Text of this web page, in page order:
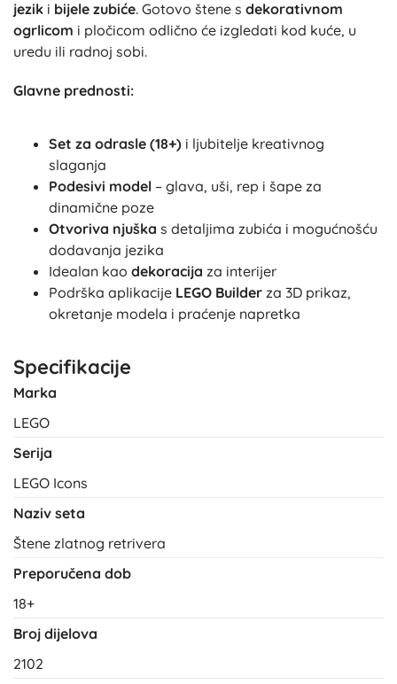
jezik i bijele zubiće. Gotovo štene s dekorativnom
ogrlicom i pločicom odlično će izgledati kod kuće, u
uredu ili radnoj sobi.
Glavne prednosti:
Set za odrasle (18+) i ljubitelje kreativnog
slaganja
Podesivi model – glava, uši, rep i šape za
dinamične poze
Otvoriva njuška s detaljima zubića i mogućnošću
dodavanja jezika
Idealan kao dekoracija za interijer
Podrška aplikacije LEGO Builder za 3D prikaz,
okretanje modela i praćenje napretka
Specifikacije
Marka
LEGO
Serija
LEGO Icons
Naziv seta
Štene zlatnog retrivera
Preporučena dob
18+
Broj dijelova
2102